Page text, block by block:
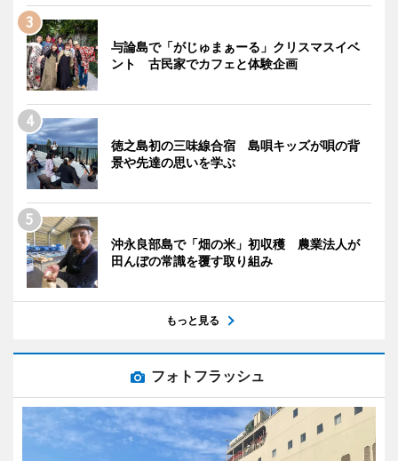
与論島で「がじゅまぁーる」クリスマスイベ
ント 古民家でカフェと体験企画
徳之島初の三味線合宿 島唄キッズが唄の背
景や先達の思いを学ぶ
沖永良部島で「畑の米」初収穫 農業法人が
田んぼの常識を覆す取り組み
もっと見る
フォトフラッシュ